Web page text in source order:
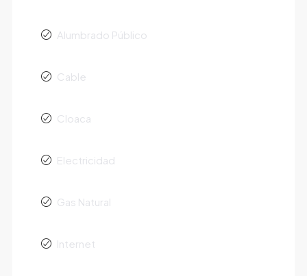
Alumbrado Público
Cable
Cloaca
Electricidad
Gas Natural
Internet